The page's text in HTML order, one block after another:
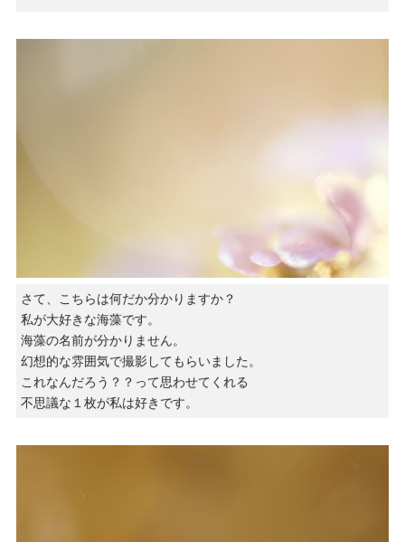
さて、こちらは何だか分かりますか？
私が大好きな海藻です。
海藻の名前が分かりません。
幻想的な雰囲気で撮影してもらいました。
これなんだろう？？って思わせてくれる
不思議な１枚が私は好きです。